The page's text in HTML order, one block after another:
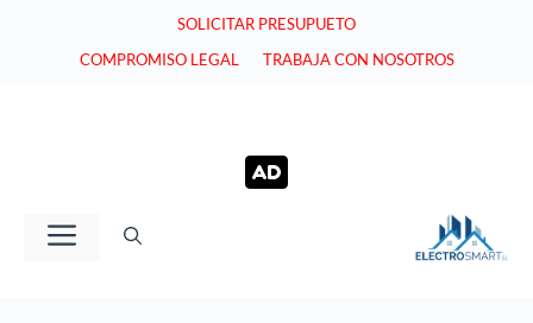
SOLICITAR PRESUPUETO
COMPROMISO LEGAL
TRABAJA CON NOSOTROS
Menú